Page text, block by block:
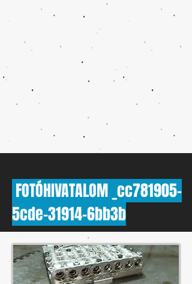
FOTÓHIVATALOM _cc781905-
5cde-31914-6bb3b